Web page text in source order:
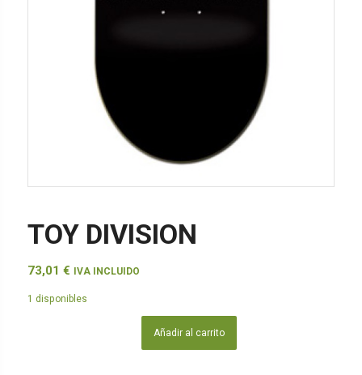
TOY DIVISION
73,01 € IVA INCLUIDO
1 disponibles
Añadir al carrito